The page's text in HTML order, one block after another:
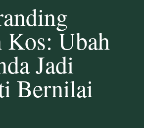
Kos: Ubah
Jadi
Bernilai